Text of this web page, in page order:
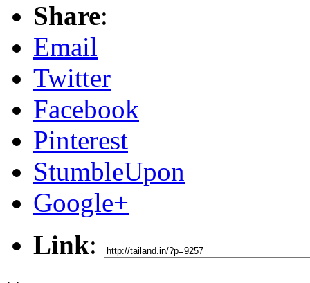
Share:
Email
Twitter
Facebook
Pinterest
StumbleUpon
Google+
Link: